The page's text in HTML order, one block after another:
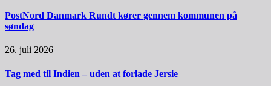
PostNord Danmark Rundt kører gennem kommunen på
søndag
26. juli 2026
Tag med til Indien – uden at forlade Jersie